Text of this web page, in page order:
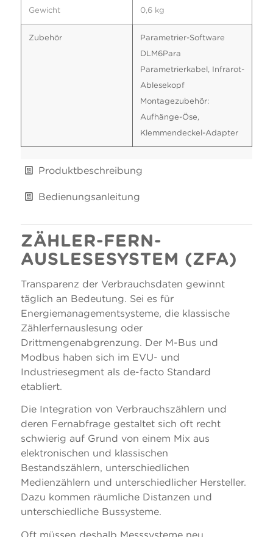
Gewicht 0,6 kg
Zubehör
Parametrier-Software
DLM6Para
Parametrierkabel, Infrarot-
Ablesekopf
Montagezubehör:
Aufhänge-Öse,
Klemmendeckel-Adapter
Produktbeschreibung
Bedienungsanleitung
ZÄHLER-FERN-
AUSLESESYSTEM (ZFA)
Transparenz der Verbrauchsdaten gewinnt
täglich an Bedeutung. Sei es für
Energiemanagementsysteme, die klassische
Zählerfernauslesung oder
Drittmengenabgrenzung. Der M-Bus und
Modbus haben sich im EVU- und
Industriesegment als de-facto Standard
etabliert.
Die Integration von Verbrauchszählern und
deren Fernabfrage gestaltet sich oft recht
schwierig auf Grund von einem Mix aus
elektronischen und klassischen
Bestandszählern, unterschiedlichen
Medienzählern und unterschiedlicher Hersteller.
Dazu kommen räumliche Distanzen und
unterschiedliche Bussysteme.
Oft müssen deshalb Messsysteme neu